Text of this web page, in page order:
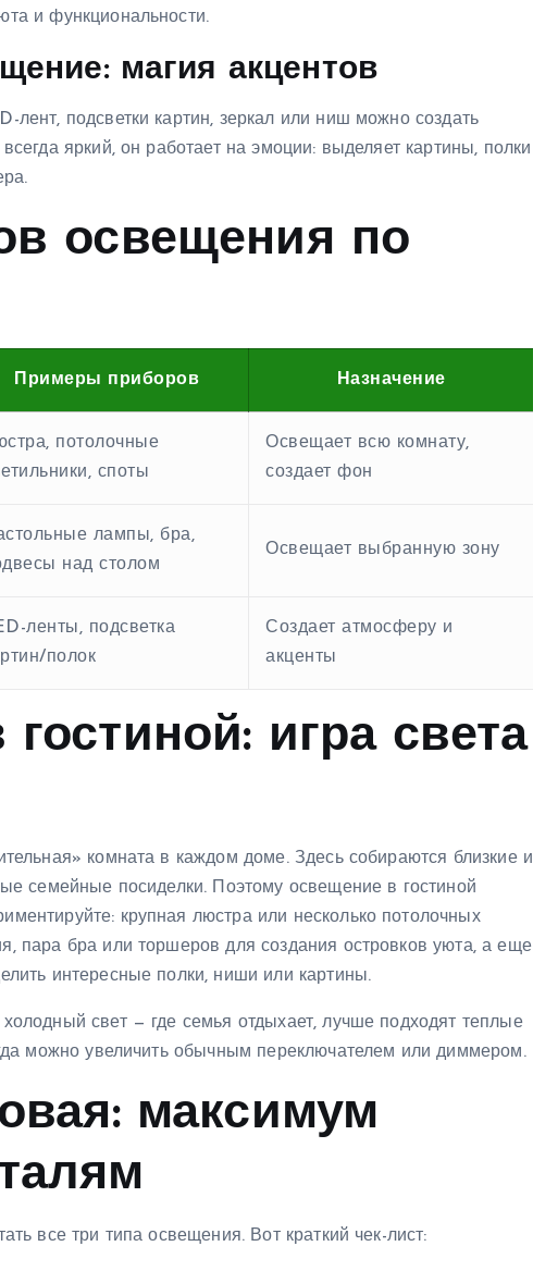
и функциональности.
магия акцентов
подсветки картин, зеркал или ниш можно создать
яркий, он работает на эмоции: выделяет картины, полки
освещения по
Примеры приборов Назначение
потолочные
споты
Освещает всю комнату,
создает фон
лампы, бра,
над столом
Освещает выбранную зону
ленты, подсветка
полок
Создает атмосферу и
акценты
игра света
комната в каждом доме. Здесь собираются близкие и
семейные посиделки. Поэтому освещение в гостиной
крупная люстра или несколько потолочных
пара бра или торшеров для создания островков уюта, а еще
интересные полки, ниши или картины.
свет — где семья отдыхает, лучше подходят теплые
можно увеличить обычным переключателем или диммером.
максимум
все три типа освещения. Вот краткий чек-лист: